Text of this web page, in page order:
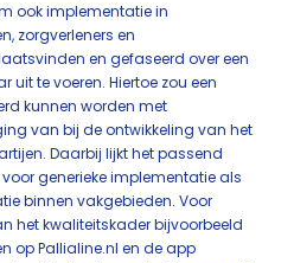
ook implementatie in
zorgverleners en
en gefaseerd over een
te voeren. Hiertoe zou een
kunnen worden met
van bij de ontwikkeling van het
Daarbij lijkt het passend
generieke implementatie als
binnen vakgebieden. Voor
het kwaliteitskader bijvoorbeeld
op Pallialine.nl en de app